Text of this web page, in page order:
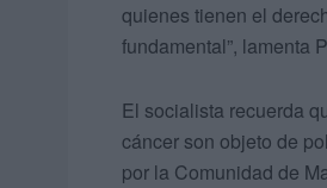
quienes tienen el
fundamental”, lamenta
El socialista recuerda
cáncer son objeto de
por la Comunidad de